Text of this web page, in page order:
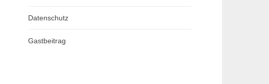
Datenschutz
Gastbeitrag